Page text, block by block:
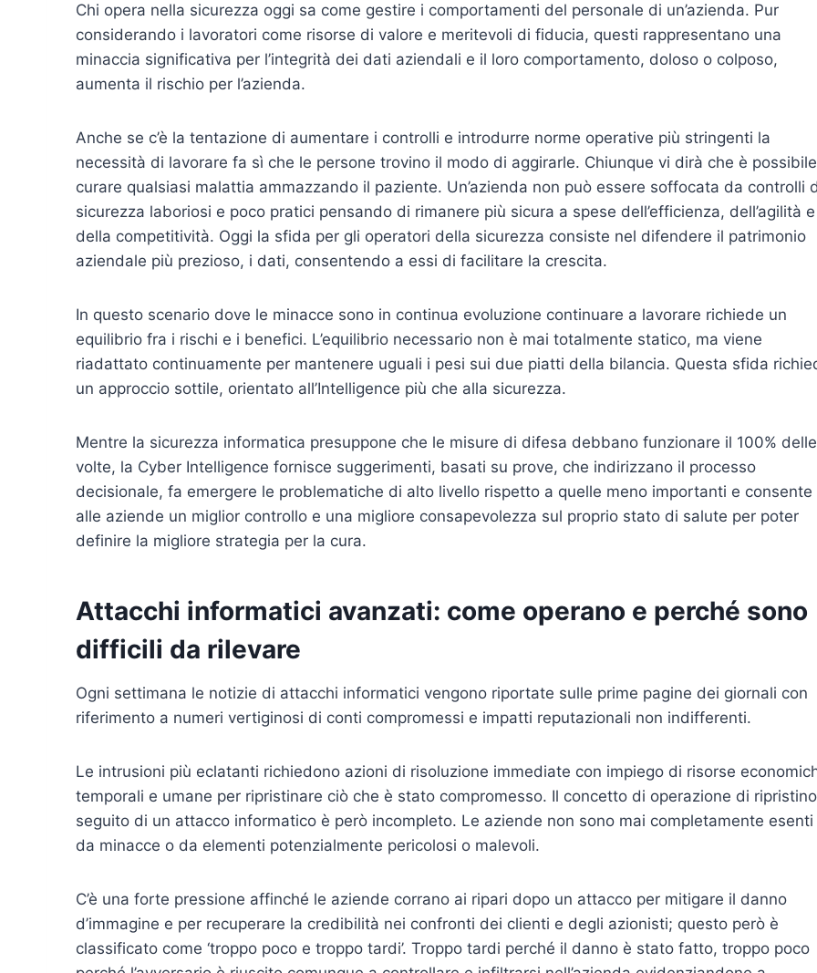
Chi opera nella sicurezza oggi sa come gestire i comportamenti del personale di un’azienda. Pur
considerando i lavoratori come risorse di valore e meritevoli di fiducia, questi rappresentano una
minaccia significativa per l’integrità dei dati aziendali e il loro comportamento, doloso o colposo,
aumenta il rischio per l’azienda.
Anche se c’è la tentazione di aumentare i controlli e introdurre norme operative più stringenti la
necessità di lavorare fa sì che le persone trovino il modo di aggirarle. Chiunque vi dirà che è possibile
curare qualsiasi malattia ammazzando il paziente. Un’azienda non può essere soffocata da controlli
sicurezza laboriosi e poco pratici pensando di rimanere più sicura a spese dell’efficienza, dell’agilità e
della competitività. Oggi la sfida per gli operatori della sicurezza consiste nel difendere il patrimonio
aziendale più prezioso, i dati, consentendo a essi di facilitare la crescita.
In questo scenario dove le minacce sono in continua evoluzione continuare a lavorare richiede un
equilibrio fra i rischi e i benefici. L’equilibrio necessario non è mai totalmente statico, ma viene
riadattato continuamente per mantenere uguali i pesi sui due piatti della bilancia. Questa sfida
un approccio sottile, orientato all’Intelligence più che alla sicurezza.
Mentre la sicurezza informatica presuppone che le misure di difesa debbano funzionare il 100% delle
volte, la Cyber Intelligence fornisce suggerimenti, basati su prove, che indirizzano il processo
decisionale, fa emergere le problematiche di alto livello rispetto a quelle meno importanti e consente
alle aziende un miglior controllo e una migliore consapevolezza sul proprio stato di salute per poter
definire la migliore strategia per la cura.
Attacchi informatici avanzati: come operano e perché sono
difficili da rilevare
Ogni settimana le notizie di attacchi informatici vengono riportate sulle prime pagine dei giornali con
riferimento a numeri vertiginosi di conti compromessi e impatti reputazionali non indifferenti.
Le intrusioni più eclatanti richiedono azioni di risoluzione immediate con impiego di risorse
temporali e umane per ripristinare ciò che è stato compromesso. Il concetto di operazione di
seguito di un attacco informatico è però incompleto. Le aziende non sono mai completamente esenti
da minacce o da elementi potenzialmente pericolosi o malevoli.
C’è una forte pressione affinché le aziende corrano ai ripari dopo un attacco per mitigare il danno
d’immagine e per recuperare la credibilità nei confronti dei clienti e degli azionisti; questo però è
classificato come ‘troppo poco e troppo tardi’. Troppo tardi perché il danno è stato fatto, troppo poco